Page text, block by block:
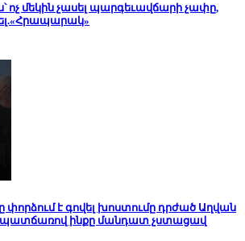
ոչ մեկին չասել պարգեւավճարի չափը,
փորձում է գովել խոստումը դրժած Աղվան
պատճառով ինքը մանդատ չստացավ